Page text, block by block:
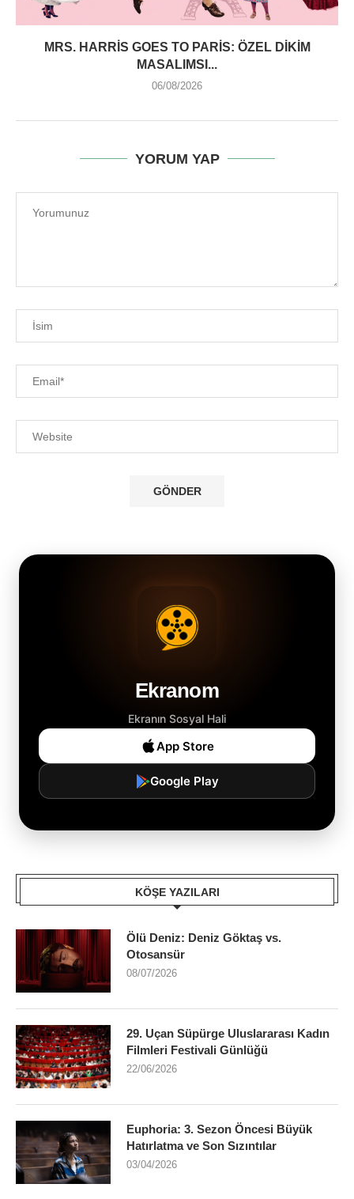
MRS. HARRIS GOES TO PARIS: ÖZEL DIKIM
MASALIMSI...
06/08/2026
YORUM YAP
Ekranom
Ekranın Sosyal Hali
App Store
Google Play
KÖŞE YAZILARI
Ölü Deniz: Deniz Göktaş vs.
Otosansür
08/07/2026
29. Uçan Süpürge Uluslararası Kadın
Filmleri Festivali Günlüğü
22/06/2026
Euphoria: 3. Sezon Öncesi Büyük
Hatırlatma ve Son Sızıntılar
03/04/2026